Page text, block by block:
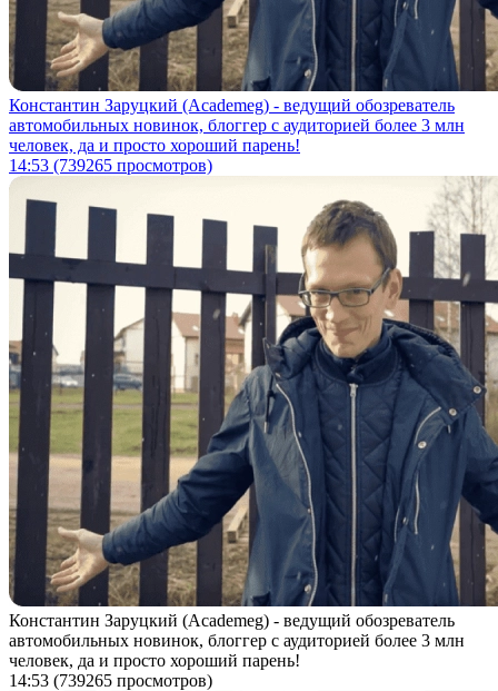
Константин Заруцкий (Academeg) - ведущий обозреватель
автомобильных новинок, блоггер с аудиторией более 3 млн
человек, да и просто хороший парень!
14:53 (739265 просмотров)
Константин Заруцкий (Academeg) - ведущий обозреватель
автомобильных новинок, блоггер с аудиторией более 3 млн
человек, да и просто хороший парень!
14:53 (739265 просмотров)